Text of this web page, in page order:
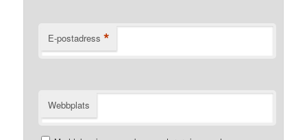
E-postadress *
Webbplats